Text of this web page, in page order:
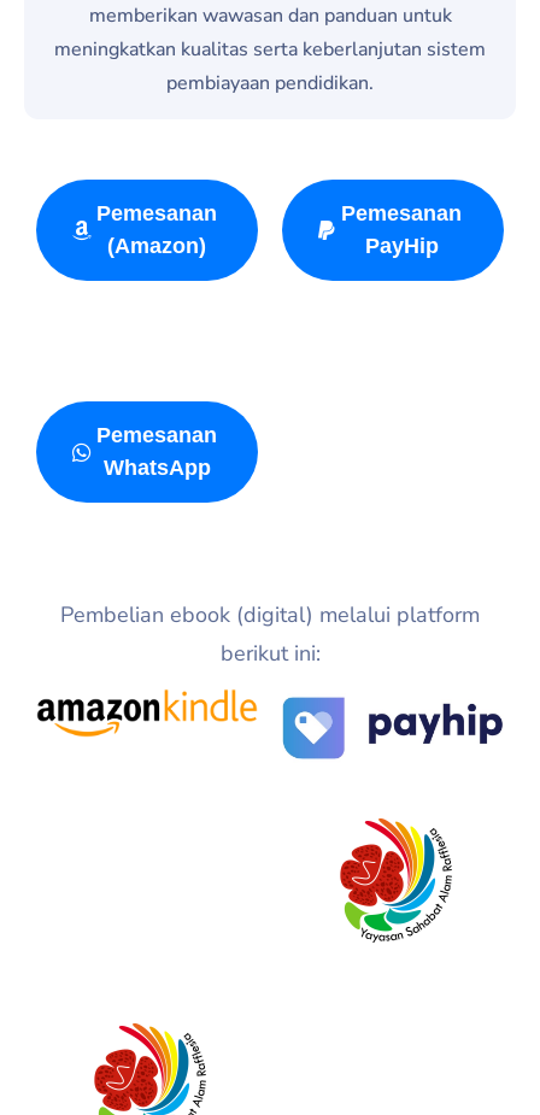
memberikan wawasan dan panduan untuk
meningkatkan kualitas serta keberlanjutan sistem
pembiayaan pendidikan.
Pemesanan
(Amazon)
Pemesanan
PayHip
Pemesanan
WhatsApp
Pembelian ebook (digital) melalui platform
berikut ini: